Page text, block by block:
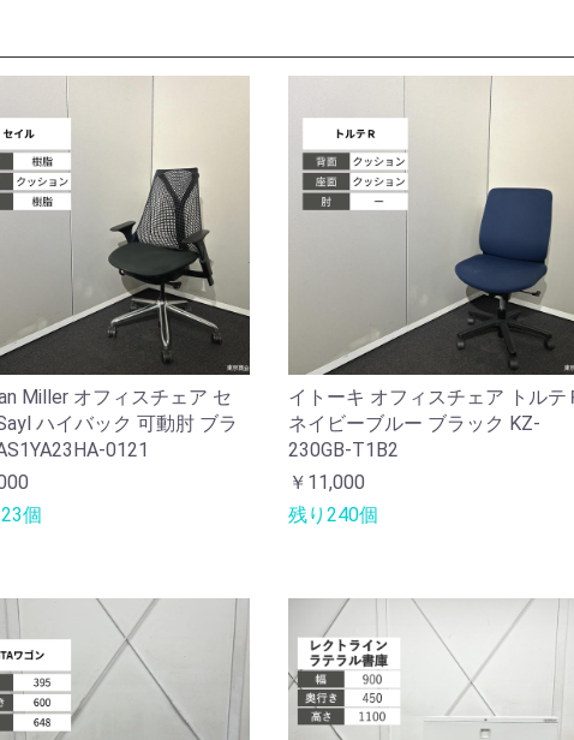
Miller オフィスチェア セ
ハイバック 可動肘 ブラ
0121
個
イトーキ オフィスチェア トルテ
ネイビーブルー ブラック KZ-
230GB-T1B2
￥11,000
残り240個